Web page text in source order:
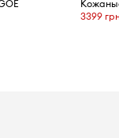
3399